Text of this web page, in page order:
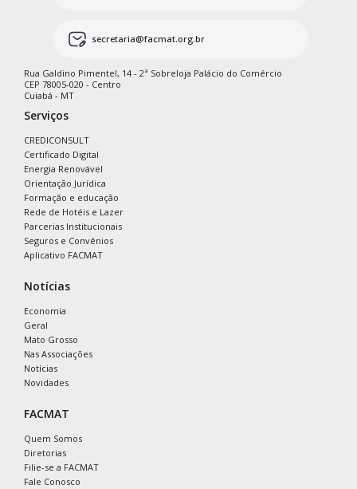
secretaria@facmat.org.br
Rua Galdino Pimentel, 14 - 2ª Sobreloja Palácio do Comércio
CEP 78005-020 - Centro
Cuiabá - MT
Serviços
CREDICONSULT
Certificado Digital
Energia Renovável
Orientação Jurídica
Formação e educação
Rede de Hotéis e Lazer
Parcerias Institucionais
Seguros e Convênios
Aplicativo FACMAT
Notícias
Economia
Geral
Mato Grosso
Nas Associações
Notícias
Novidades
FACMAT
Quem Somos
Diretorias
Filie-se a FACMAT
Fale Conosco